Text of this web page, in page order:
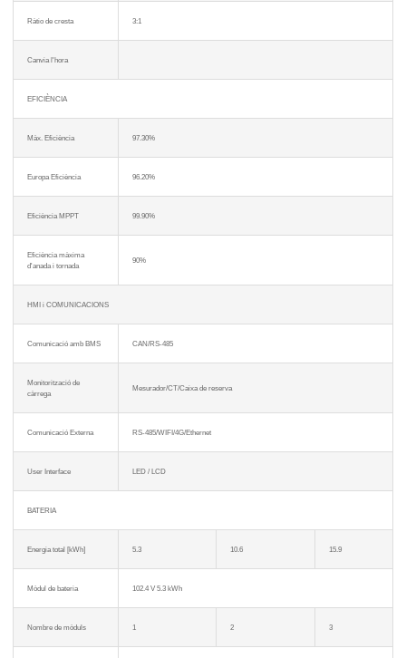
Ràtio de cresta 3:1
Canvia l'hora
EFICIÈNCIA
Màx. Eficiència 97.30%
Europa Eficiència 96.20%
Eficiència MPPT 99.90%
Eficiència màxima
d'anada i tornada
90%
HMI i COMUNICACIONS
Comunicació amb BMS CAN/RS-485
Monitorització de
càrrega
Mesurador/CT/Caixa de reserva
Comunicació Externa RS-485/WIFI/4G/Ethernet
User Interface LED / LCD
BATERIA
Energia total [kWh] 5.3 10.6 15.9
Mòdul de bateria 102.4 V 5.3 kWh
Nombre de mòduls 1 2 3